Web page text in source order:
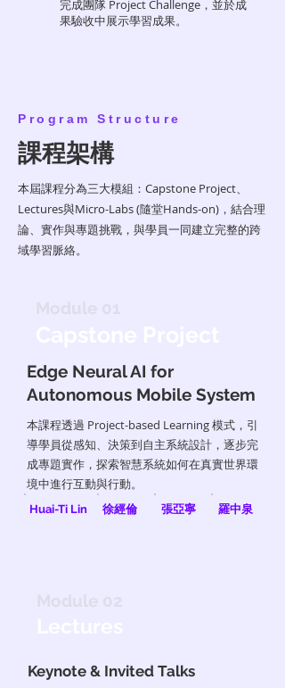
完成團隊 Project Challenge，並於成
果驗收中展示學習成果。
Program Structure
課程架構
本屆課程分為三大模組：Capstone Project、
Lectures與Micro-Labs (隨堂Hands-on)，結合理
論、實作與專題挑戰，與學員一同建立完整的跨
域學習脈絡。
Edge Neural AI for
Autonomous Mobile System
本課程透過 Project-based Learning 模式，引
導學員從感知、決策到自主系統設計，逐步完
成專題實作，探索智慧系統如何在真實世界環
境中進行互動與行動。
Huai-Ti Lin 徐經倫 張亞寧 羅中泉
Keynote & Invited Talks